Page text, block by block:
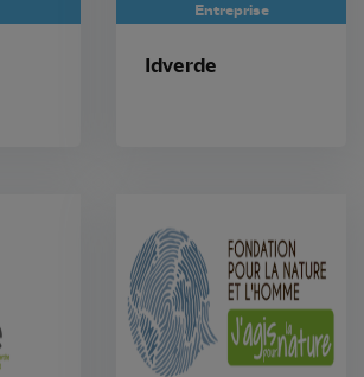
Entreprise
Idverde